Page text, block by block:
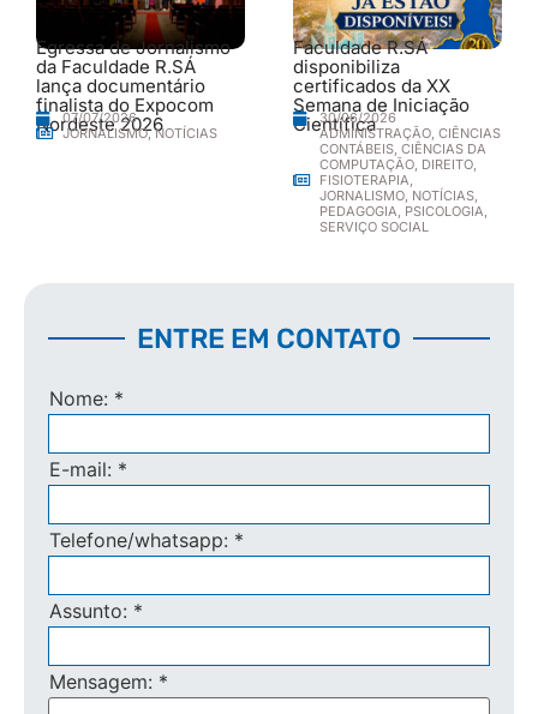
Egressa de Jornalismo
da Faculdade R.SÁ
lança documentário
finalista do Expocom
Nordeste 2026
07/07/2026
JORNALISMO,NOTÍCIAS
Faculdade R.SÁ
disponibiliza
certificados da XX
Semana de Iniciação
Científica
30/06/2026
ADMINISTRAÇÃO, CIÊNCIAS
CONTÁBEIS, CIÊNCIAS DA
COMPUTAÇÃO, DIREITO,
FISIOTERAPIA,
JORNALISMO, NOTÍCIAS,
PEDAGOGIA, PSICOLOGIA,
SERVIÇO SOCIAL
ENTRE EM CONTATO
Nome: *
E-mail: *
Telefone/whatsapp: *
Assunto: *
Mensagem: *